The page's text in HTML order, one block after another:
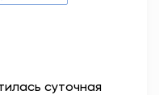
суточная